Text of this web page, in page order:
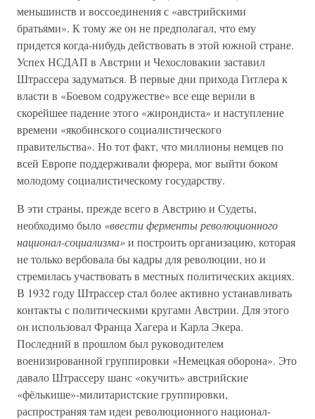
меньшинств и воссоединения с «австрийскими
братьями». К тому же он не предполагал, что ему
придется когда-нибудь действовать в этой южной стране.
Успех НСДАП в Австрии и Чехословакии заставил
Штрассера задуматься. В первые дни прихода Гитлера к
власти в «Боевом содружестве» все еще верили в
скорейшее падение этого «жирондиста» и наступление
времени «якобинского социалистического
правительства». Но тот факт, что миллионы немцев по
всей Европе поддерживали фюрера, мог выйти боком
молодому социалистическому государству.
В эти страны, прежде всего в Австрию и Судеты,
необходимо было «ввести ферменты революционного
национал-социализма»и построить организацию, которая
не только вербовала бы кадры для революции, но и
стремилась участвовать в местных политических акциях.
В 1932 году Штрассер стал более активно устанавливать
контакты с политическими кругами Австрии. Для этого
он использовал Франца Хагера и Карла Экера.
Последний в прошлом был руководителем
военизированной группировки «Немецкая оборона». Это
давало Штрассеру шанс «окучить» австрийские
«фёлькише»-милитаристские группировки,
распространяя там идеи революционного национал-